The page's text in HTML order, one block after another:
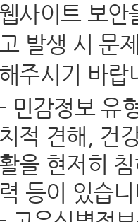
웹사이트 보안
고 발생 시 문
해주시기 바랍
- 민감정보 유
치적 견해, 건
활을 현저히
력 등이 있습